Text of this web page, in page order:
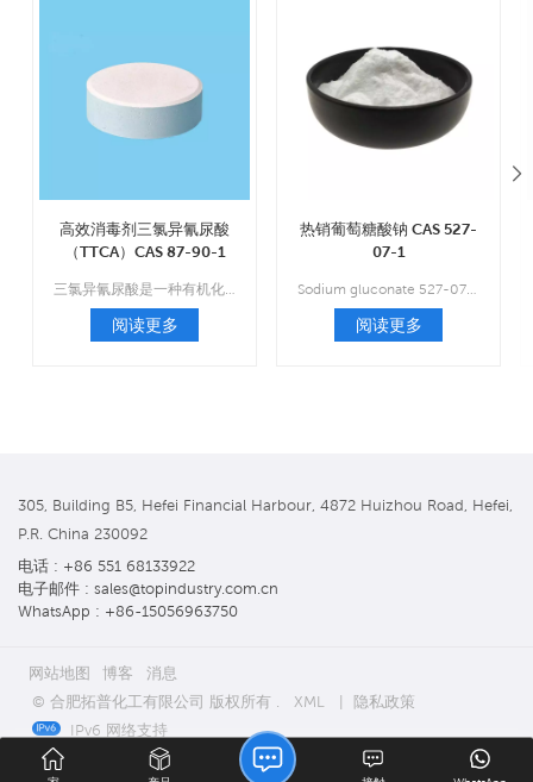
高效消毒剂三氯异氰尿酸
（TTCA）CAS 87-90-1
阅读更多
热销葡萄糖酸钠 CAS 527-
07-1
阅读更多
305, Building B5, Hefei Financial Harbour, 4872 Huizhou Road, Hefei,
P.R. China 230092
电话 : +86 551 68133922
电子邮件 : sales@topindustry.com.cn
WhatsApp : +86-15056963750
网站地图 博客
消息
© 合肥拓普化工有限公司 版权所有 .
XML |
隐私政策
IPv6 网络支持